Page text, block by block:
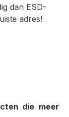
dan ESD-
adres!
die meer